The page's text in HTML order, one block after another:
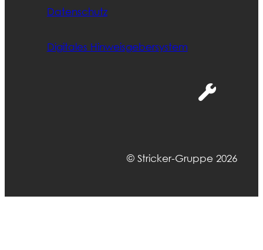
Datenschutz
Digitales Hinweisgebersystem
© Stricker-Gruppe 2026